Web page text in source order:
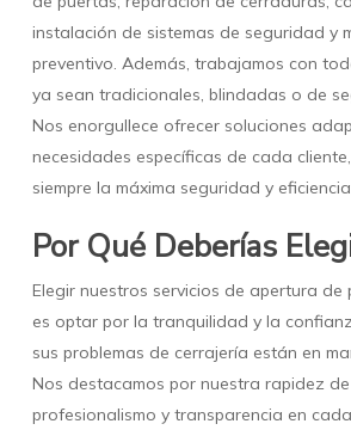
instalación de sistemas de seguridad y
preventivo. Además, trabajamos con
ya sean tradicionales, blindadas o de
Nos enorgullece ofrecer soluciones
necesidades específicas de cada
siempre la máxima seguridad y
Por Qué Deberías
Elegir nuestros servicios de apertura de
es optar por la tranquilidad y la
sus problemas de cerrajería están en
Nos destacamos por nuestra rapidez
profesionalismo y transparencia en